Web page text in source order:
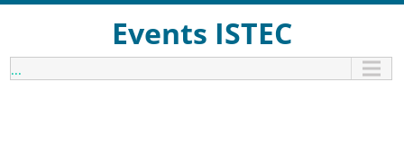
Events ISTEC
...1:00 am